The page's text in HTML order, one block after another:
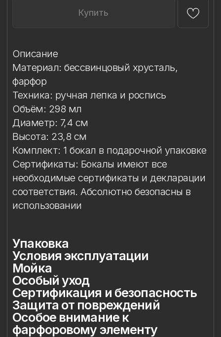
Сертификаты: Бокалы имеют все
необходимые сертификаты и декларации
соответствия. Абсолютно безопасны в
использовании
Упаковка
Условия эксплуатации
Мойка
Особый уход
Сертификация и безопасность
Защита от повреждений
Особое внимание к
фарфоровому элементу
Упаковка
Подарочная упаковка входит
Условия эксплуатации
Бокал предназначен исключительно
для подачи напитков. Бокал
не предназначен для работы
в микроволновой печи.
Мойка
Допускается автоматическая мойка
в посудомоечной машине при
температуре не выше 45 °C. Ручная
мойка не рекомендуется, особенно
с воздействием на фарфоровый декор.